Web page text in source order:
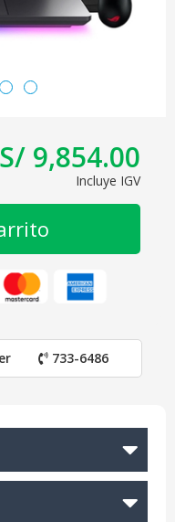
S/ 9,854.00
Incluye IGV
733-6486